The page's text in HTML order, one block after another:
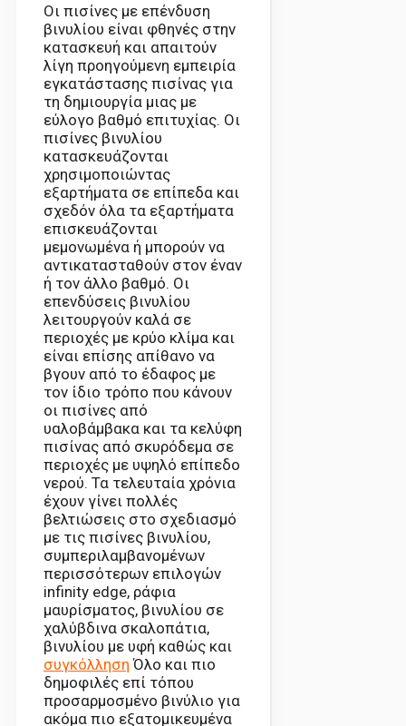
Οι πισίνες με επένδυση
βινυλίου είναι φθηνές στην
κατασκευή και απαιτούν
λίγη προηγούμενη εμπειρία
εγκατάστασης πισίνας για
τη δημιουργία μιας με
εύλογο βαθμό επιτυχίας. Οι
πισίνες βινυλίου
κατασκευάζονται
χρησιμοποιώντας
εξαρτήματα σε επίπεδα και
σχεδόν όλα τα εξαρτήματα
επισκευάζονται
μεμονωμένα ή μπορούν να
αντικατασταθούν στον έναν
ή τον άλλο βαθμό. Οι
επενδύσεις βινυλίου
λειτουργούν καλά σε
περιοχές με κρύο κλίμα και
είναι επίσης απίθανο να
βγουν από το έδαφος με
τον ίδιο τρόπο που κάνουν
οι πισίνες από
υαλοβάμβακα και τα κελύφη
πισίνας από σκυρόδεμα σε
περιοχές με υψηλό επίπεδο
νερού. Τα τελευταία χρόνια
έχουν γίνει πολλές
βελτιώσεις στο σχεδιασμό
με τις πισίνες βινυλίου,
συμπεριλαμβανομένων
περισσότερων επιλογών
infinity edge, ράφια
μαυρίσματος, βινυλίου σε
χαλύβδινα σκαλοπάτια,
βινυλίου με υφή καθώς και
συγκόλληση Όλο και πιο
δημοφιλές επί τόπου
προσαρμοσμένο βινύλιο για
ακόμα πιο εξατομικευμένα